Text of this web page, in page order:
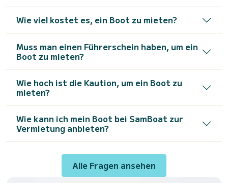
Wie viel kostet es, ein Boot zu mieten?
Muss man einen Führerschein haben, um ein
Boot zu mieten?
Wie hoch ist die Kaution, um ein Boot zu
mieten?
Wie kann ich mein Boot bei SamBoat zur
Vermietung anbieten?
Alle Fragen ansehen